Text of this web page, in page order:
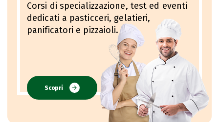
Corsi di specializzazione, test ed eventi
dedicati a pasticceri, gelatieri,
panificatori e pizzaioli.
Scopri